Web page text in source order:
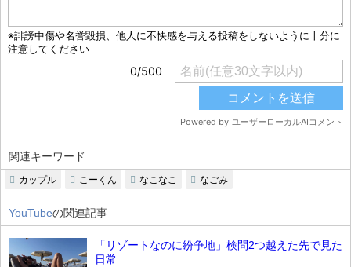
関連キーワード
カップル こーくん なこなこ なごみ
YouTubeの関連記事
「リゾートなのに紛争地」検問2つ越えた先で見た
日常